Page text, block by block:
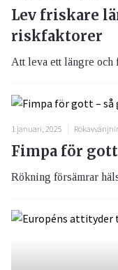
Lev friskare
riskfaktorer
Att leva ett längre
1 januari, 2025
Fimpa för
Rökning försämrar